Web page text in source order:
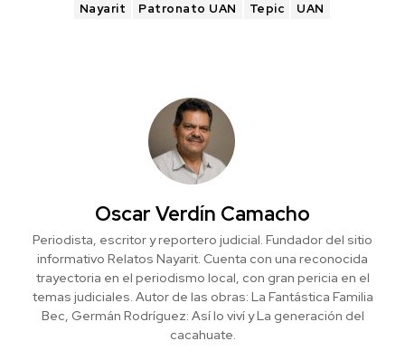
Nayarit
Patronato UAN Tepic UAN
Oscar Verdín Camacho
Periodista, escritor y reportero judicial. Fundador del sitio
informativo Relatos Nayarit. Cuenta con una reconocida
trayectoria en el periodismo local, con gran pericia en el
temas judiciales. Autor de las obras: La Fantástica Familia
Bec, Germán Rodríguez: Así lo viví y La generación del
cacahuate.